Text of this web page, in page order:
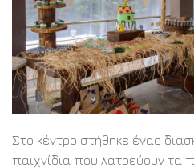
Στο κέντρο στήθηκε ένας
παιχνίδια που λατρεύουν τα